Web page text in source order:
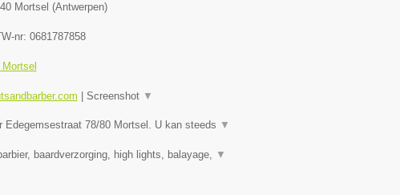
Mortsel (Antwerpen)
nr: 0681787858
Screenshot ▼
Edegemsestraat 78/80 Mortsel. U kan steeds ▼
baardverzorging, high lights, balayage, ▼